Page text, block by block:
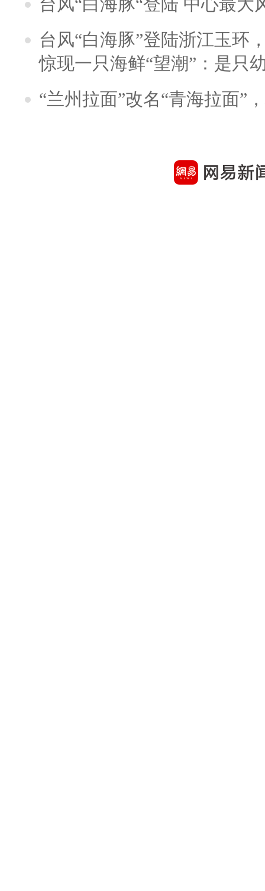
台风“白海豚”登陆浙江玉环
惊现一只海鲜“望潮”：是只
“兰州拉面”改名“青海拉面”